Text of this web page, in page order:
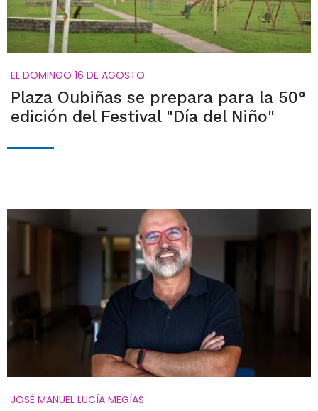
EL DOMINGO 16 DE AGOSTO
Plaza Oubiñas se prepara para la 50°
edición del Festival "Día del Niño"
JOSÉ MANUEL LUCÍA MEGÍAS